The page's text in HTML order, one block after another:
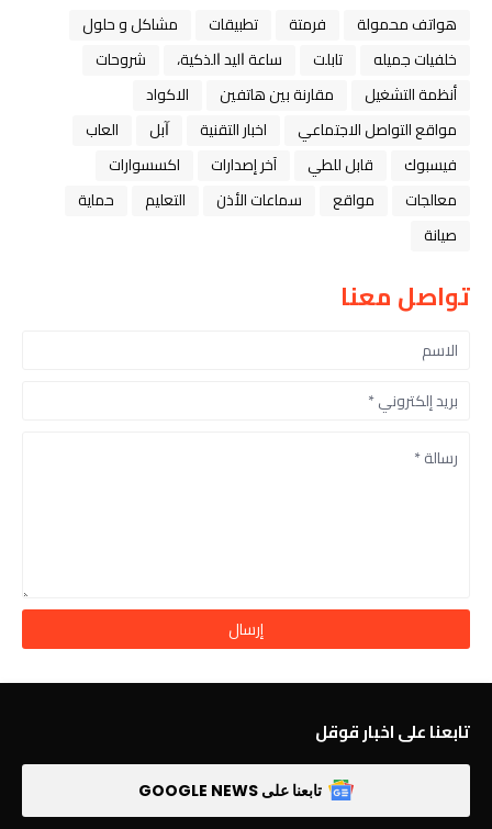
هواتف محمولة فرمتة تطبيقات
مشاكل و حلول
خلفيات جميله
تابلت ﺳﺎﻋﺔ ﺍﻟﻴﺪ ﺍﻟﺬﻛﻴﺔ،
شروحات
أنظمة التشغيل
مقارنة بين هاتفين
الاكواد
مواقع التواصل الاجتماعي
اخبار التقنية ﺁﺑﻞ
العاب
فيسبوك
قابل للطي آخر إصدارات
اكسسوارات
معالجات
مواقع سماعات الأذن التعليم
حماية
صيانة
تواصل معنا
تابعنا على اخبار قوقل
تابعنا على GOOGLE NEWS